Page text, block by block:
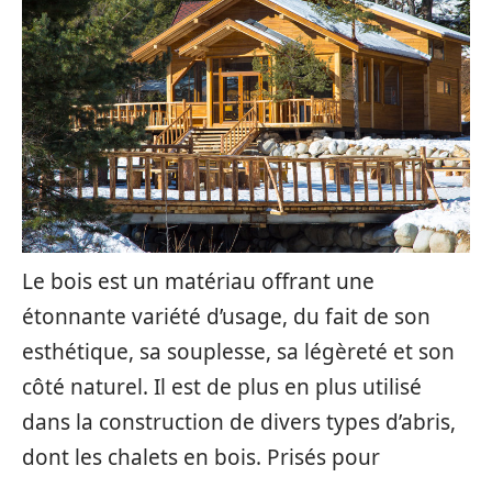
Le bois est un matériau offrant une
étonnante variété d’usage, du fait de son
esthétique, sa souplesse, sa légèreté et son
côté naturel. Il est de plus en plus utilisé
dans la construction de divers types d’abris,
dont les chalets en bois. Prisés pour